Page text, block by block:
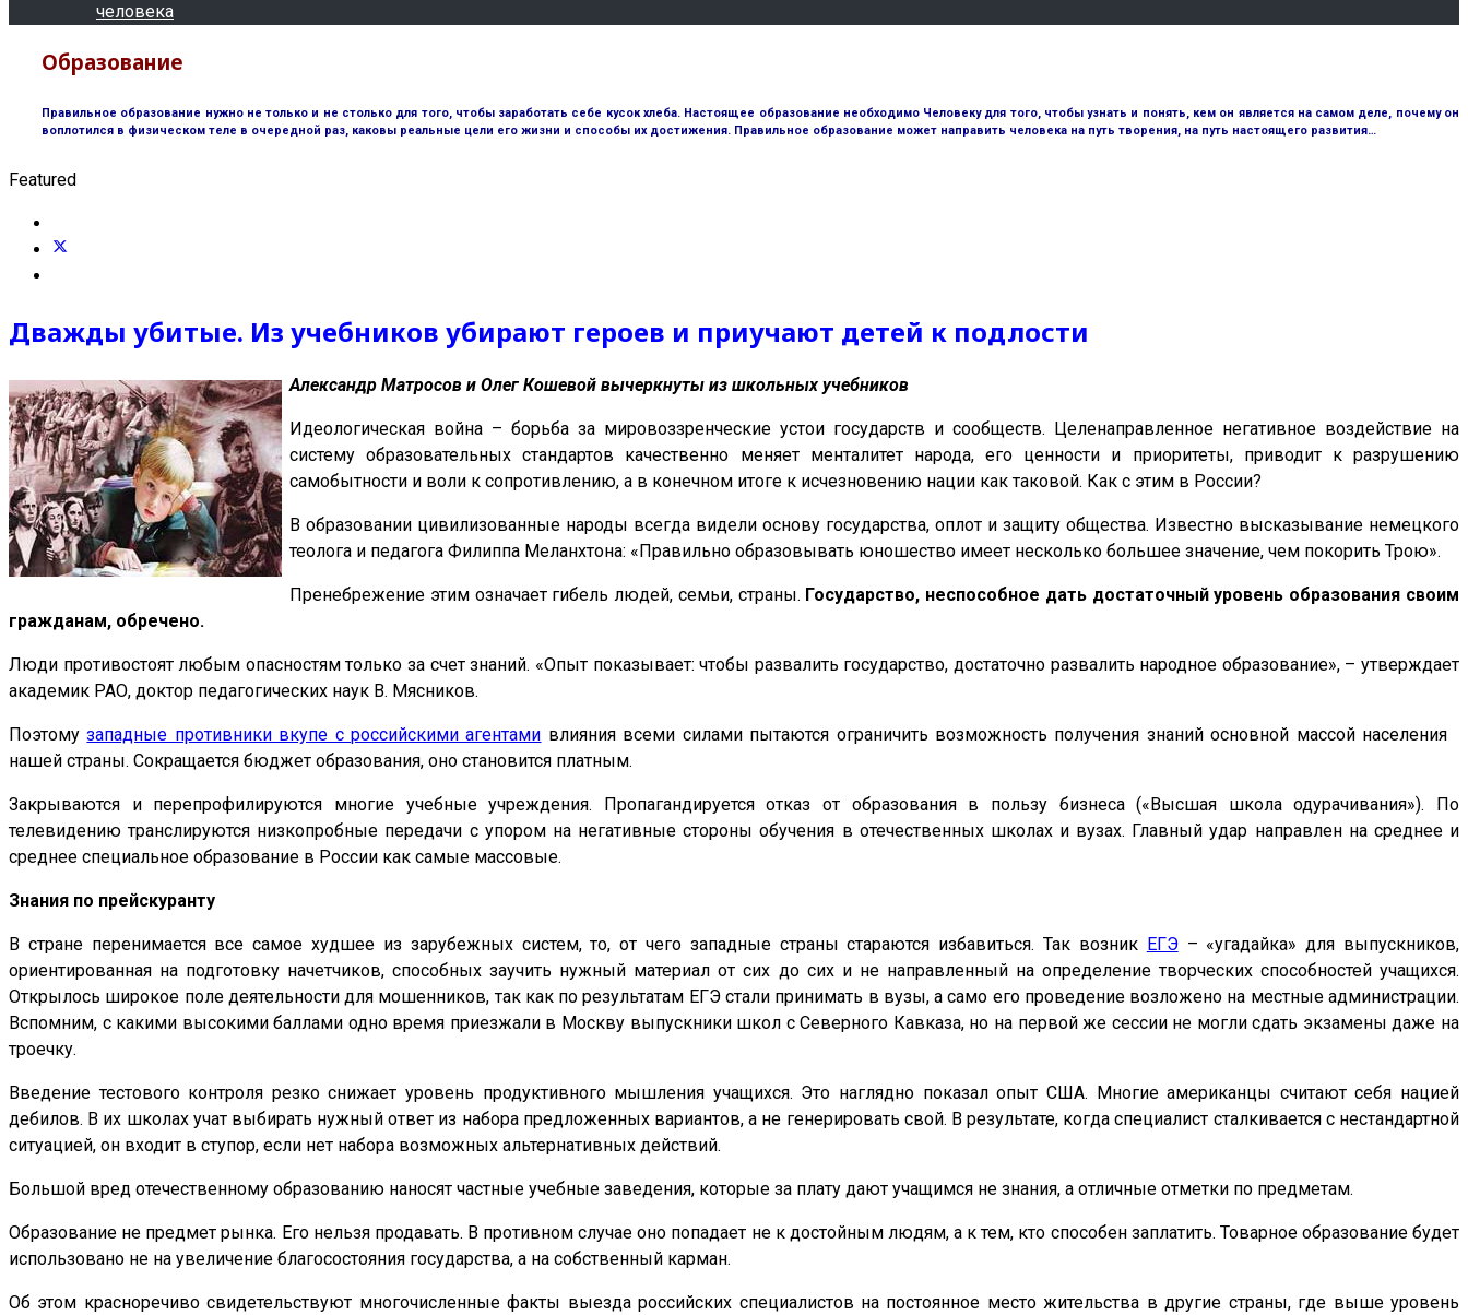
человека
Образование
Правильное образование нужно не только и не столько для того, чтобы заработать себе кусок хлеба. Настоящее образование необходимо Человеку для того, чтобы узнать и понять, кем он является на самом деле, почему он
воплотился в физическом теле в очередной раз, каковы реальные цели его жизни и способы их достижения. Правильное образование может направить человека на путь творения, на путь настоящего развития…
Featured
Дважды убитые. Из учебников убирают героев и приучают детей к подлости
Александр Матросов и Олег Кошевой вычеркнуты из школьных учебников
Идеологическая война – борьба за мировоззренческие устои государств и сообществ. Целенаправленное негативное воздействие на
систему образовательных стандартов качественно меняет менталитет народа, его ценности и приоритеты, приводит к разрушению
самобытности и воли к сопротивлению, а в конечном итоге к исчезновению нации как таковой. Как с этим в России?
В образовании цивилизованные народы всегда видели основу государства, оплот и защиту общества. Известно высказывание немецкого
теолога и педагога Филиппа Меланхтона: «Правильно образовывать юношество имеет несколько большее значение, чем покорить Трою».
Пренебрежение этим означает гибель людей, семьи, страны. Государство, неспособное дать достаточный уровень образования своим
гражданам, обречено.
Люди противостоят любым опасностям только за счет знаний. «Опыт показывает: чтобы развалить государство, достаточно развалить народное образование», – утверждает
академик РАО, доктор педагогических наук В. Мясников.
Поэтомузападные противники вкупе с российскими агентами влияния всеми силами пытаются ограничить возможность получения знаний основной массой населения
нашей страны. Сокращается бюджет образования, оно становится платным.
Закрываются и перепрофилируются многие учебные учреждения. Пропагандируется отказ от образования в пользу бизнеса («Высшая школа одурачивания»). По
телевидению транслируются низкопробные передачи с упором на негативные стороны обучения в отечественных школах и вузах. Главный удар направлен на среднее и
среднее специальное образование в России как самые массовые.
Знания по прейскуранту
В стране перенимается все самое худшее из зарубежных систем, то, от чего западные страны стараются избавиться. Так возник ЕГЭ– «угадайка» для выпускников,
ориентированная на подготовку начетчиков, способных заучить нужный материал от сих до сих и не направленный на определение творческих способностей учащихся.
Открылось широкое поле деятельности для мошенников, так как по результатам ЕГЭ стали принимать в вузы, а само его проведение возложено на местные администрации.
Вспомним, с какими высокими баллами одно время приезжали в Москву выпускники школ с Северного Кавказа, но на первой же сессии не могли сдать экзамены даже на
троечку.
Введение тестового контроля резко снижает уровень продуктивного мышления учащихся. Это наглядно показал опыт США. Многие американцы считают себя нацией
дебилов. В их школах учат выбирать нужный ответ из набора предложенных вариантов, а не генерировать свой. В результате, когда специалист сталкивается с нестандартной
ситуацией, он входит в ступор, если нет набора возможных альтернативных действий.
Большой вред отечественному образованию наносят частные учебные заведения, которые за плату дают учащимся не знания, а отличные отметки по предметам.
Образование не предмет рынка. Его нельзя продавать. В противном случае оно попадает не к достойным людям, а к тем, кто способен заплатить. Товарное образование будет
использовано не на увеличение благосостояния государства, а на собственный карман.
Об этом красноречиво свидетельствуют многочисленные факты выезда российских специалистов на постоянное место жительства в другие страны, где выше уровень